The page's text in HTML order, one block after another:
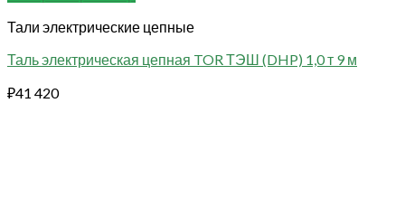
Тали электрические цепные
Таль электрическая цепная TOR ТЭШ (DHP) 1,0 т 9 м
₽41 420